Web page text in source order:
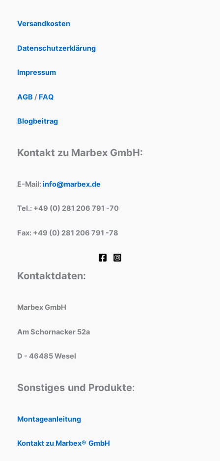
Versandkosten
Datenschutzerklärung
Impressum
AGB / FAQ
Blogbeitrag
Kontakt zu Marbex GmbH:
E-Mail:info@marbex.de
Tel.: +49 (0) 281 206 791 -70
Fax: +49 (0) 281 206 791 -78
Kontaktdaten:
Marbex GmbH
Am Schornacker 52a
D - 46485 Wesel
Sonstiges und Produkte:
Montageanleitung
Kontakt zu Marbex® GmbH